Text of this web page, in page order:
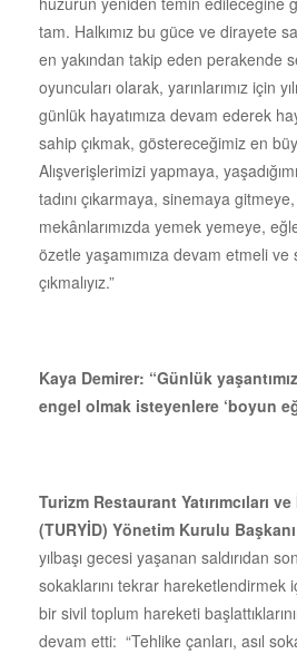
tam. Halkımız bu güce ve dirayete
en yakından takip eden perakende
oyuncuları olarak, yarınlarımız için
günlük hayatımıza devam ederek
sahip çıkmak, göstereceğimiz en
Alışverişlerimizi yapmaya,
tadını çıkarmaya, sinemaya
mekânlarımızda yemek yemeye,
özetle yaşamımıza devam etmeli
çıkmalıyız.”
Kaya Demirer: “Günlük
engel olmak isteyenlere ‘boyun
Turizm Restaurant Yatırımcıları
(TURYİD) Yönetim Kurulu
yılbaşı gecesi yaşanan saldırıdan
sokaklarını tekrar hareketlendirmek
bir sivil toplum hareketi
devam etti: “Tehlike çanları, asıl